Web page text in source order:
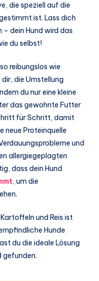
die speziell auf die
ist. Lass dich
dein Hund wird das
du selbst!
reibungslos wie
die Umstellung
du nur eine kleine
das gewohnte Futter
für Schritt, damit
neue Proteinquelle
und
allergiegeplagten
dass dein Hund
, um die
und Reis ist
Hunde
du die ideale Lösung
gefunden.